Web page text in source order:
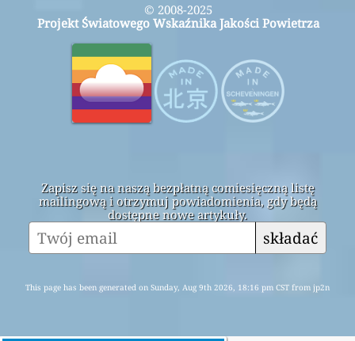
© 2008-2025
Projekt Światowego Wskaźnika Jakości Powietrza
Zapisz się na naszą bezpłatną comiesięczną listę
mailingową i otrzymuj powiadomienia, gdy będą
dostępne nowe artykuły.
składać
This page has been generated on Sunday, Aug 9th 2026, 18:16 pm CST from jp2n